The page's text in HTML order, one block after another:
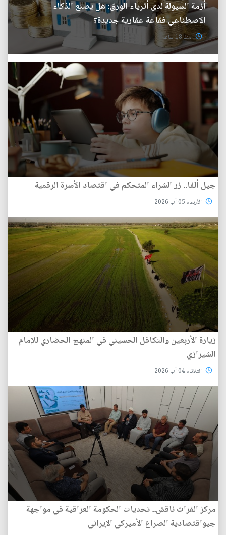
أزمة السيولة لدى أثرياء الورق: هل يصنع الذكاء
الاصطناعي فقاعة عقارية جديدة؟
منذ 18 ساعة
جيل ألفا.. زر الشراء المتحكم في اقتصاد الأسرة الرقمية
الأربعاء 05 آب 2026
زيارة الأربعين والتكافل الحسيني في المنهج الحضاري للإمام
الشيرازي
الثلاثاء 04 آب 2026
مركز الفرات ناقش.. تحديات الحكومة العراقية في مواجهة
جيواقتصادية الصراع الأميركي الإيراني